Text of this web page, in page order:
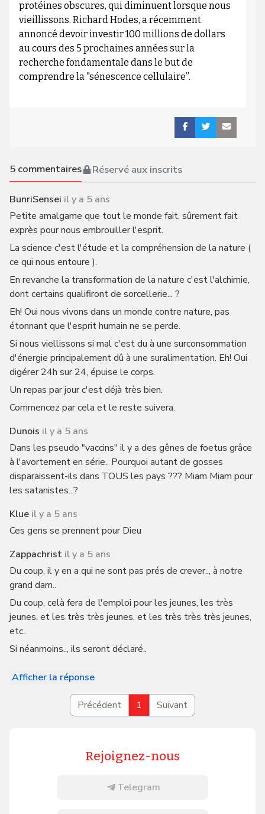
protéines obscures, qui diminuent lorsque nous
vieillissons. Richard Hodes, a récemment
annoncé devoir investir 100 millions de dollars
au cours des 5 prochaines années sur la
recherche fondamentale dans le but de
comprendre la "sénescence cellulaire”.
5commentaires Réservé aux inscrits
BunriSensei il y a 5 ans
Petite amalgame que tout le monde fait, sûrement fait
exprès pour nous embrouiller l'esprit.
La science c'est l'étude et la compréhension de la nature (
ce qui nous entoure ).
En revanche la transformation de la nature c'est l'alchimie,
dont certains qualifiront de sorcellerie... ?
Eh! Oui nous vivons dans un monde contre nature, pas
étonnant que l'esprit humain ne se perde.
Si nous viellissons si mal c'est du à une surconsommation
d'énergie principalement dû à une suralimentation. Eh! Oui
digérer 24h sur 24, épuise le corps.
Un repas par jour c'est déjà très bien.
Commencez par cela et le reste suivera.
Dunois il y a 5 ans
Dans les pseudo "vaccins" il y a des gênes de foetus grâce
à l'avortement en série.. Pourquoi autant de gosses
disparaissent-ils dans TOUS les pays ??? Miam Miam pour
les satanistes...?
Klue il y a 5 ans
Ces gens se prennent pour Dieu
Zappachrist il y a 5 ans
Du coup, il y en a qui ne sont pas prés de crever.., à notre
grand dam..
Du coup, celà fera de l'emploi pour les jeunes, les très
jeunes, et les très très jeunes, et les très très très jeunes,
etc..
Si néanmoins.., ils seront déclaré..
Afficher la réponse
Précédent 1 Suivant
Rejoignez-nous
Telegram